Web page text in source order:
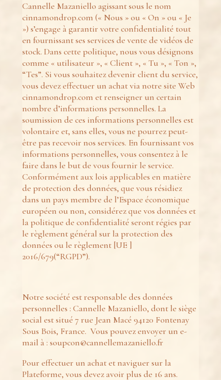
Cannelle Mazaniello agissant sous le nom
cinnamondrop.com (« Nous » ou « On » ou « Je
») s’engage à garantir votre confidentialité tout
en fournissant ses services de vente de vidéos de
stock. Dans cette politique, nous vous désignons
comme « utilisateur », « Client », « Tu », « Ton »,
“Tes”. Si vous souhaitez devenir client du service,
vous devez effectuer un achat via notre site Web
cinnamondrop.com et renseigner un certain
nombre d’informations personnelles. La
soumission de ces informations personnelles est
volontaire et, sans elles, vous ne pourrez peut-
être pas recevoir nos services. En fournissant vos
informations personnelles, vous consentez à le
faire dans le but de vous fournir le service.
Conformément aux lois applicables en matière
de protection des données, que vous résidiez
dans un pays membre de l’Espace économique
européen ou non, considérez que vos données et
la politique de confidentialité seront régies par
le règlement général sur la protection des
données ou le règlement [UE ]
2016/679(“RGPD”).
Notre société est responsable des données
personnelles : Cannelle Mazaniello, dont le siège
social est situé 7 rue Jean Macé 94120 Fontenay
Sous Bois, France. Vous pouvez envoyer un e-
mail à : soupcon@cannellemazaniello.fr
Pour effectuer un achat et naviguer sur la
Plateforme, vous devez avoir plus de 16 ans.